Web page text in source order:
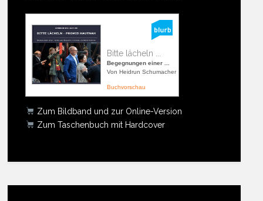
Bitte lächeln ...
Begegnungen einer ...
Von Heidrun Schumacher
Buchvorschau
Zum Bildband und zur Online-Version
Zum Taschenbuch mit Hardcover